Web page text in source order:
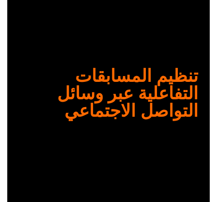
تنظيم المسابقات
التفاعلية عبر وسائل
التواصل الاجتماعي